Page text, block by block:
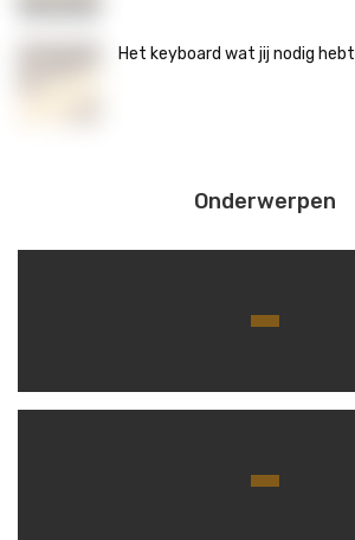
Het keyboard wat jij nodig hebt
Onderwerpen